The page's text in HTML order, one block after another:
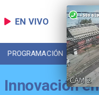
EN VIVO
PROGRAMACIÓN
Innovación